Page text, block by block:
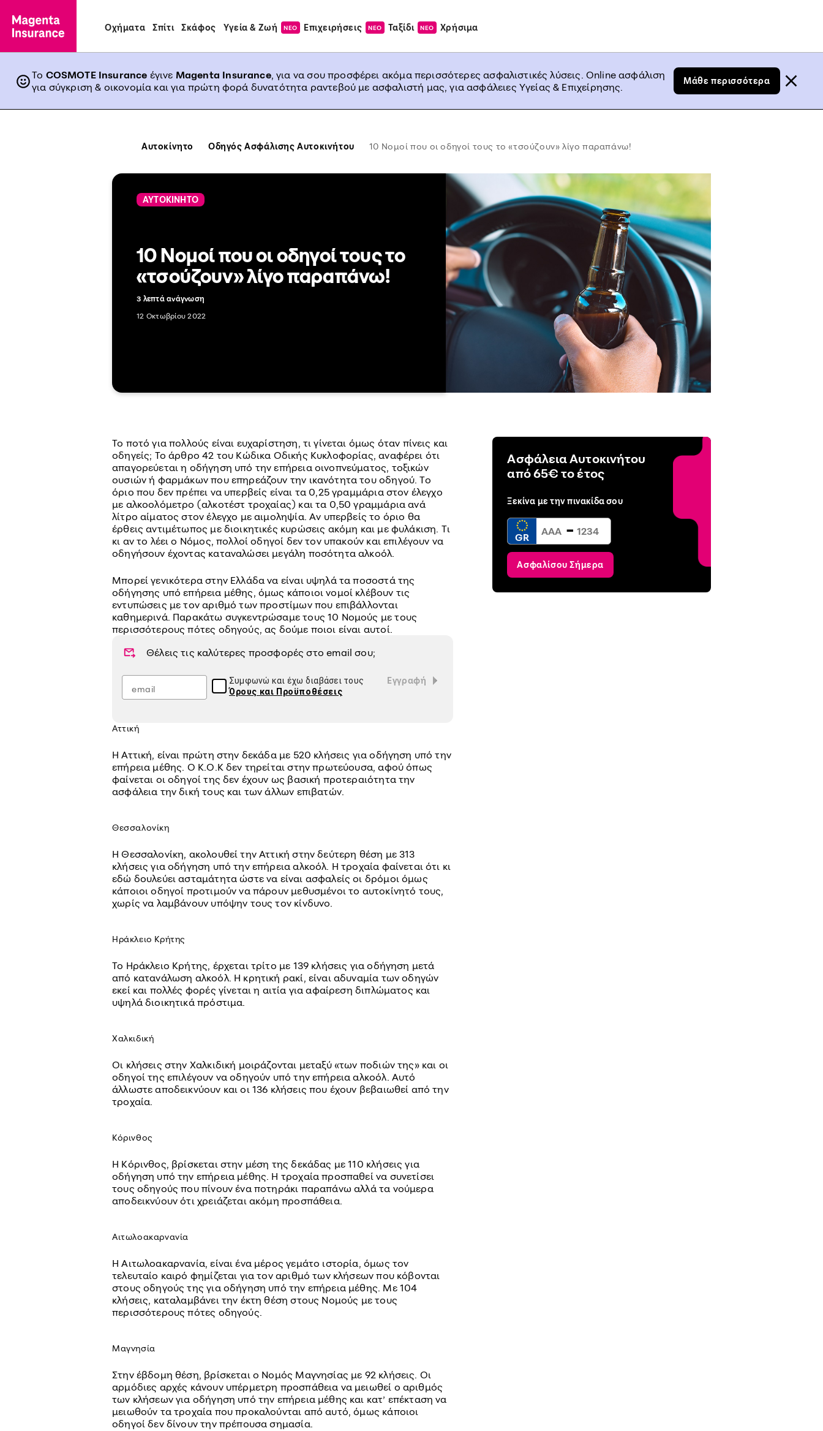
Οχήματα Σπίτι Σκάφος Υγεία & Ζωή ΝΕΟ Επιχειρήσεις ΝΕΟ Ταξίδι ΝΕΟ Χρήσιμα
Το COSMOTE Insurance έγινε Magenta Insurance, για να σου προσφέρει ακόμα περισσότερες ασφαλιστικές λύσεις. Online ασφάλιση
για σύγκριση & οικονομία και για πρώτη φορά δυνατότητα ραντεβού με ασφαλιστή μας, για ασφάλειες Υγείας & Επιχείρησης.
Μάθε περισσότερα
Αυτοκίνητο Οδηγός Ασφάλισης Αυτοκινήτου 10 Νομοί που οι οδηγοί τους το «τσούζουν» λίγο παραπάνω!
ΑΥΤΟΚΙΝΗΤΟ
10 Νομοί που οι οδηγοί τους το
«τσούζουν» λίγο παραπάνω!
3 λεπτά ανάγνωση
12 Οκτωβρίου 2022
Το ποτό για πολλούς είναι ευχαρίστηση, τι γίνεται όμως όταν πίνεις και
οδηγείς; Το άρθρο 42 του Κώδικα Οδικής Κυκλοφορίας, αναφέρει ότι
απαγορεύεται η οδήγηση υπό την επήρεια οινοπνεύματος, τοξικών
ουσιών ή φαρμάκων που επηρεάζουν την ικανότητα του οδηγού. Το
όριο που δεν πρέπει να υπερβείς είναι τα 0,25 γραμμάρια στον έλεγχο
με αλκοολόμετρο (αλκοτέστ τροχαίας) και τα 0,50 γραμμάρια ανά
λίτρο αίματος στον έλεγχο με αιμοληψία. Αν υπερβείς το όριο θα
έρθεις αντιμέτωπος με διοικητικές κυρώσεις ακόμη και με φυλάκιση. Τι
κι αν το λέει ο Νόμος, πολλοί οδηγοί δεν τον υπακούν και επιλέγουν να
οδηγήσουν έχοντας καταναλώσει μεγάλη ποσότητα αλκοόλ.
Μπορεί γενικότερα στην Ελλάδα να είναι υψηλά τα ποσοστά της
οδήγησης υπό επήρεια μέθης, όμως κάποιοι νομοί κλέβουν τις
εντυπώσεις με τον αριθμό των προστίμων που επιβάλλονται
καθημερινά. Παρακάτω συγκεντρώσαμε τους 10 Νομούς με τους
περισσότερους πότες οδηγούς, ας δούμε ποιοι είναι αυτοί.
Θέλεις τις καλύτερες προσφορές στοemail σου;
Συμφωνώ και έχω διαβάσει τους
Όρους και Προϋποθέσεις
Εγγραφή
Αττική
Η Αττική, είναι πρώτη στην δεκάδα με 520 κλήσεις για οδήγηση υπό την
επήρεια μέθης. Ο Κ.Ο.Κ δεν τηρείται στην πρωτεύουσα, αφού όπως
φαίνεται οι οδηγοί της δεν έχουν ως βασική προτεραιότητα την
ασφάλεια την δική τους και των άλλων επιβατών.
Θεσσαλονίκη
Η Θεσσαλονίκη, ακολουθεί την Αττική στην δεύτερη θέση με 313
κλήσεις για οδήγηση υπό την επήρεια αλκοόλ. Η τροχαία φαίνεται ότι κι
εδώ δουλεύει ασταμάτητα ώστε να είναι ασφαλείς οι δρόμοι όμως
κάποιοι οδηγοί προτιμούν να πάρουν μεθυσμένοι το αυτοκίνητό τους,
χωρίς να λαμβάνουν υπόψην τους τον κίνδυνο.
Ηράκλειο Κρήτης
Το Ηράκλειο Κρήτης, έρχεται τρίτο με 139 κλήσεις για οδήγηση μετά
από κατανάλωση αλκοόλ. Η κρητική ρακί, είναι αδυναμία των οδηγών
εκεί και πολλές φορές γίνεται η αιτία για αφαίρεση διπλώματος και
υψηλά διοικητικά πρόστιμα.
Χαλκιδική
Οι κλήσεις στην Χαλκιδική μοιράζονται μεταξύ «των ποδιών της» και οι
οδηγοί της επιλέγουν να οδηγούν υπό την επήρεια αλκοόλ. Αυτό
άλλωστε αποδεικνύουν και οι 136 κλήσεις που έχουν βεβαιωθεί από την
τροχαία.
Κόρινθος
Η Κόρινθος, βρίσκεται στην μέση της δεκάδας με 110 κλήσεις για
οδήγηση υπό την επήρεια μέθης. Η τροχαία προσπαθεί να συνετίσει
τους οδηγούς που πίνουν ένα ποτηράκι παραπάνω αλλά τα νούμερα
αποδεικνύουν ότι χρειάζεται ακόμη προσπάθεια.
Αιτωλοακαρνανία
Η Αιτωλοακαρνανία, είναι ένα μέρος γεμάτο ιστορία, όμως τον
τελευταίο καιρό φημίζεται για τον αριθμό των κλήσεων που κόβονται
στους οδηγούς της για οδήγηση υπό την επήρεια μέθης. Με 104
κλήσεις, καταλαμβάνει την έκτη θέση στους Νομούς με τους
περισσότερους πότες οδηγούς.
Μαγνησία
Στην έβδομη θέση, βρίσκεται ο Νομός Μαγνησίας με 92 κλήσεις. Οι
αρμόδιες αρχές κάνουν υπέρμετρη προσπάθεια να μειωθεί ο αριθμός
των κλήσεων για οδήγηση υπό την επήρεια μέθης και κατ’ επέκταση να
μειωθούν τα τροχαία που προκαλούνται από αυτό, όμως κάποιοι
οδηγοί δεν δίνουν την πρέπουσα σημασία.
Ασφάλεια Αυτοκινήτου
από 65€ το έτος
Ξεκίνα με την πινακίδα σου
GR -
Ασφαλίσου Σήμερα